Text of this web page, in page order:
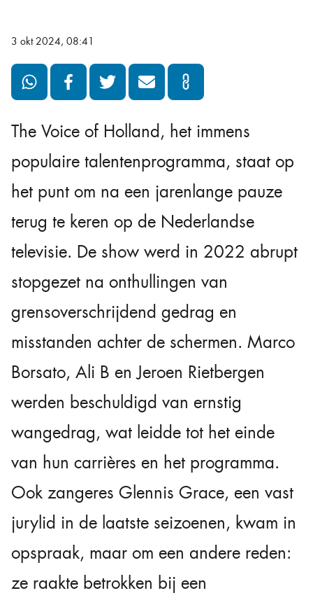
3 okt 2024, 08:41
The Voice of Holland, het immens
populaire talentenprogramma, staat op
het punt om na een jarenlange pauze
terug te keren op de Nederlandse
televisie. De show werd in 2022 abrupt
stopgezet na onthullingen van
grensoverschrijdend gedrag en
misstanden achter de schermen. Marco
Borsato, Ali B en Jeroen Rietbergen
werden beschuldigd van ernstig
wangedrag, wat leidde tot het einde
van hun carrières en het programma.
Ook zangeres Glennis Grace, een vast
jurylid in de laatste seizoenen, kwam in
opspraak, maar om een andere reden:
ze raakte betrokken bij een